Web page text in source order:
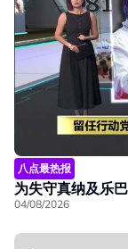
八点最热报
为失守真纳及乐
04/08/2026